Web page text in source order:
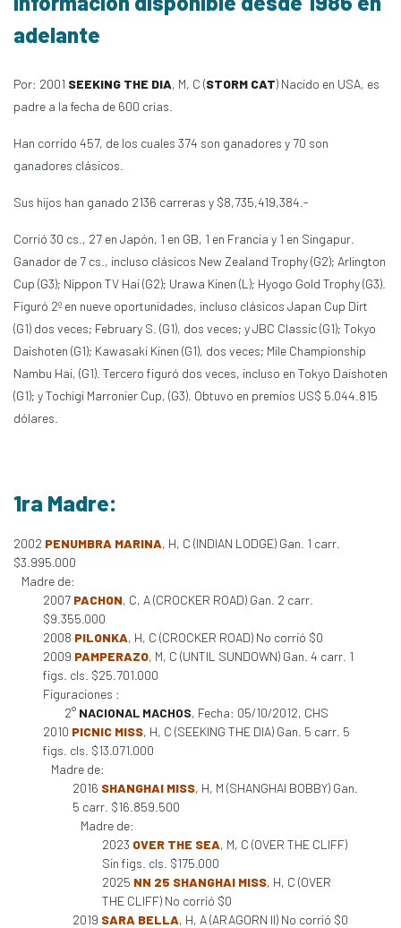
adelante
Por: 2001 SEEKING THE DIA, M, C (STORM CAT) Nacido en USA, es
padre a la fecha de 600 crías.
Han corrido 457, de los cuales 374 son ganadores y 70 son
ganadores clásicos.
Sus hijos han ganado 2136 carreras y $8,735,419,384.-
Corrió 30 cs., 27 en Japón, 1 en GB, 1 en Francia y 1 en Singapur.
Ganador de 7 cs., incluso clásicos New Zealand Trophy (G2); Arlington
Cup (G3); Nippon TV Hai (G2); Urawa Kinen (L); Hyogo Gold Trophy (G3).
Figuró 2º en nueve oportunidades, incluso clásicos Japan Cup Dirt
(G1) dos veces; February S. (G1), dos veces; y JBC Classic (G1); Tokyo
Daishoten (G1); Kawasaki Kinen (G1), dos veces; Mile Championship
Nambu Hai, (G1). Tercero figuró dos veces, incluso en Tokyo Daishoten
(G1); y Tochigi Marronier Cup, (G3). Obtuvo en premios US$ 5.044.815
dólares.
1ra Madre:
2002 PENUMBRA MARINA, H, C (INDIAN LODGE) Gan. 1 carr.
$3.995.000
Madre de:
2007 PACHON, C, A (CROCKER ROAD) Gan. 2 carr.
$9.355.000
2008 PILONKA, H, C (CROCKER ROAD) No corrió $0
2009 PAMPERAZO, M, C (UNTIL SUNDOWN) Gan. 4 carr. 1
figs. cls. $25.701.000
Figuraciones :
2° NACIONAL MACHOS, Fecha: 05/10/2012, CHS
2010 PICNIC MISS, H, C (SEEKING THE DIA) Gan. 5 carr. 5
figs. cls. $13.071.000
Madre de:
2016 SHANGHAI MISS, H, M (SHANGHAI BOBBY) Gan.
5 carr. $16.859.500
Madre de:
2023 OVER THE SEA, M, C (OVER THE CLIFF)
Sin figs. cls. $175.000
2025 NN 25 SHANGHAI MISS, H, C (OVER
THE CLIFF) No corrió $0
2019 SARA BELLA, H, A (ARAGORN II) No corrió $0